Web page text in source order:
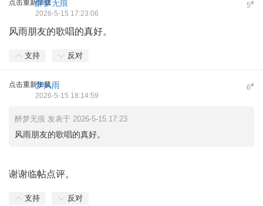
点击重新加载 5#
醉梦无痕
2026-5-15 17:23:06
风雨朋友的歌唱的真好。
支持 反对
点击重新加载 6#
梦风雨
2026-5-15 18:14:59
醉梦无痕 发表于 2026-5-15 17:23
风雨朋友的歌唱的真好。
谢谢临帖点评。
支持 反对